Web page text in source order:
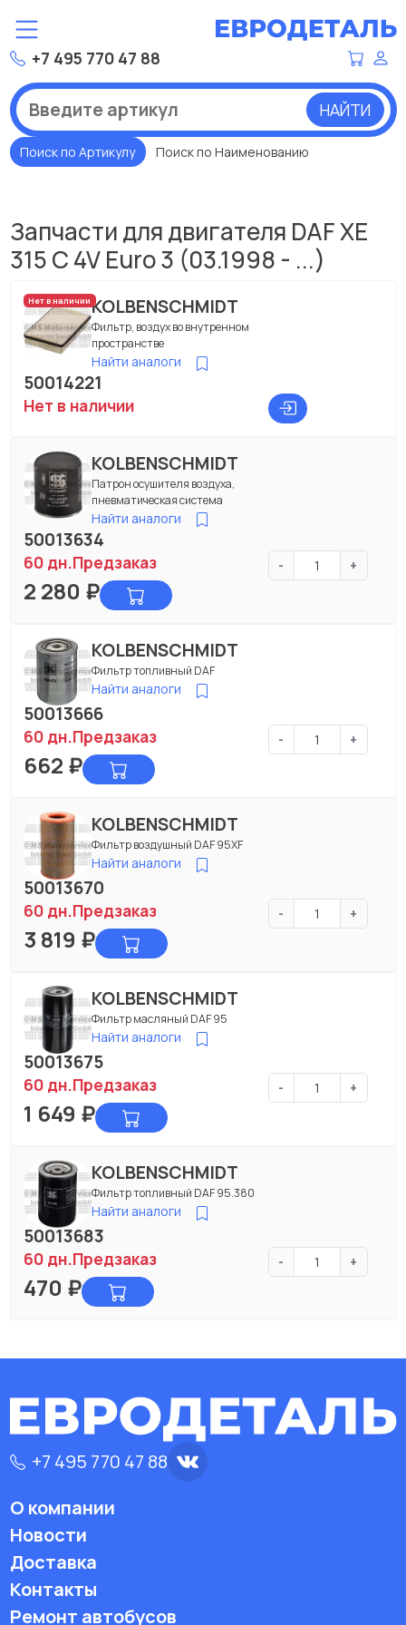
+7 495 770 47 88
НАЙТИ
Поиск по Артикулу Поиск по Наименованию
Запчасти для двигателя DAF XE
315 C 4V Euro 3 (03.1998 - ...)
Нет в наличииKOLBENSCHMIDT
Фильтр, воздух во внутренном
пространстве
Найти аналоги
50014221
Нет в наличии
KOLBENSCHMIDT
Патрон осушителя воздуха,
пневматическая система
Найти аналоги
50013634
60 дн.Предзаказ - +
2 280 ₽
KOLBENSCHMIDT
Фильтр топливный DAF
Найти аналоги
50013666
60 дн.Предзаказ - +
662 ₽
KOLBENSCHMIDT
Фильтр воздушный DAF 95XF
Найти аналоги
50013670
60 дн.Предзаказ - +
3 819 ₽
KOLBENSCHMIDT
Фильтр масляный DAF 95
Найти аналоги
50013675
60 дн.Предзаказ - +
1 649 ₽
KOLBENSCHMIDT
Фильтр топливный DAF 95.380
Найти аналоги
50013683
60 дн.Предзаказ - +
470 ₽
+7 495 770 47 88
О компании
Новости
Доставка
Контакты
Ремонт автобусов